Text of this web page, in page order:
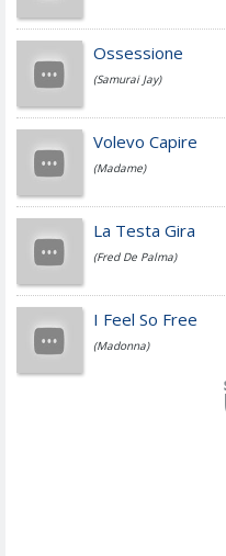
Cesare Cremonini
Jovanotti
Fedez
Simone Cristicchi
Ossessione
(Samurai Jay)
Volevo Capire
(Madame)
La Testa Gira
(Fred De Palma)
I Feel So Free
(Madonna)